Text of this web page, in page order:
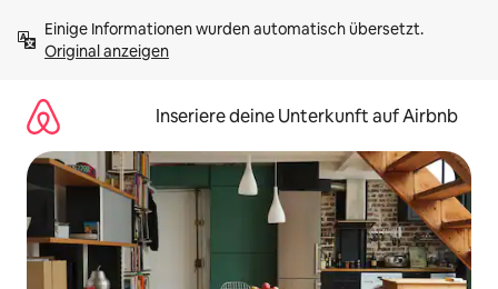
Inhalten
springenOriginal anzeigen
Inseriere deine Unterkunft auf Airbnb